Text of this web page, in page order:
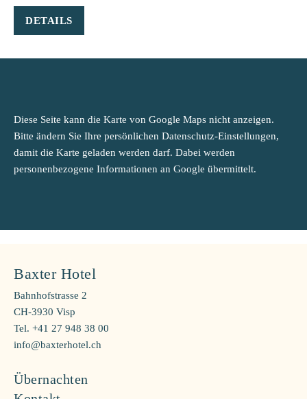
DETAILS
Diese Seite kann die Karte von Google Maps nicht anzeigen.
Bitte ändern Sie Ihre persönlichen Datenschutz-Einstellungen,
damit die Karte geladen werden darf. Dabei werden
personenbezogene Informationen an Google übermittelt.
Baxter Hotel
Bahnhofstrasse 2
CH-3930 Visp
Tel. +41 27 948 38 00
info@baxterhotel.ch
Übernachten